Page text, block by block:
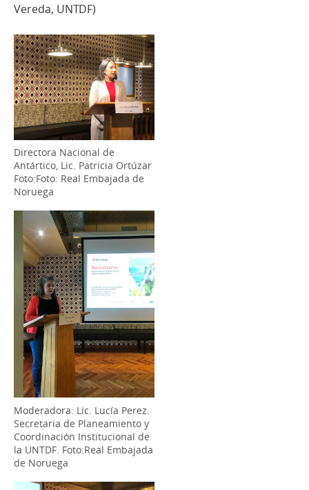
Vereda, UNTDF)
Directora Nacional de
Antártico, Lic. Patricia Ortúzar
Foto:Foto: Real Embajada de
Noruega
Moderadora: Lic. Lucía Perez.
Secretaria de Planeamiento y
Coordinación Institucional de
la UNTDF. Foto:Real Embajada
de Noruega